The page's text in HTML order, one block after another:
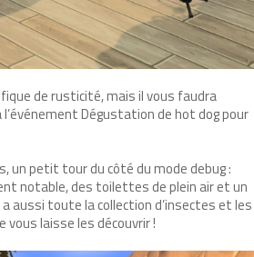
de rusticité, mais il vous faudra
l’événement Dégustation de hot dog pour
un petit tour du côté du mode debug :
notable, des toilettes de plein air et un
aussi toute la collection d’insectes et les
vous laisse les découvrir !